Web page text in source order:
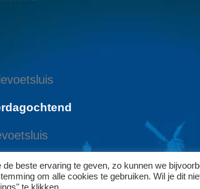
meer
beste ervaring te geven, zo kunnen we
om alle cookies te gebruiken. Wil je dit